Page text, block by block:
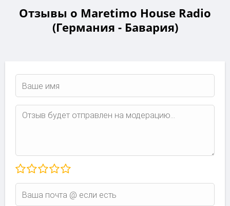
Отзывы о Maretimo House Radio
(Германия - Бавария)